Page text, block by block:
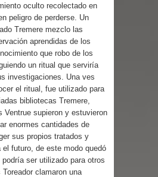
oculto recolectado en
peligro de perderse. Un
Tremere mezclo las
aprendidas de los
que robo de los
un ritual que serviría
investigaciones. Una ves
el ritual, fue utilizado para
bibliotecas Tremere,
Ventrue supieron y estuvieron
enormes cantidades de
sus propios tratados y
el futuro, de este modo quedó
ser utilizado para otros
clamaron una